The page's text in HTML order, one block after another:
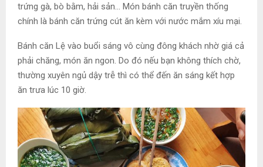
trứng gà, bò bằm, hải sản… Món bánh căn truyền thống
chính là bánh căn trứng cút ăn kèm với nước mắm xíu mại.
Bánh căn Lệ vào buổi sáng vô cùng đông khách nhờ giá cả
phải chăng, món ăn ngon. Do đó nếu bạn không thích chờ,
thường xuyên ngủ dậy trễ thì có thể đến ăn sáng kết hợp
ăn trưa lúc 10 giờ.